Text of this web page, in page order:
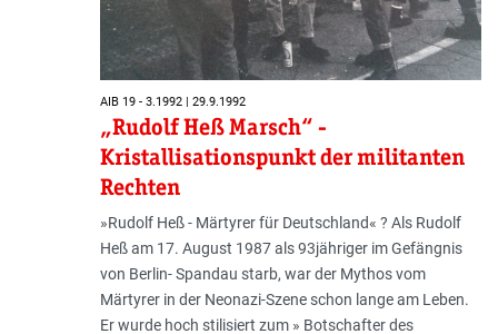
AIB 19 - 3.1992 | 29.9.1992
„Rudolf Heß Marsch“ -
Kristallisationspunkt der militanten
Rechten
»Rudolf Heß - Märtyrer für Deutschland« ? Als Rudolf
Heß am 17. August 1987 als 93jähriger im Gefängnis
von Berlin- Spandau starb, war der Mythos vom
Märtyrer in der Neonazi-Szene schon lange am Leben.
Er wurde hoch stilisiert zum » Botschafter des